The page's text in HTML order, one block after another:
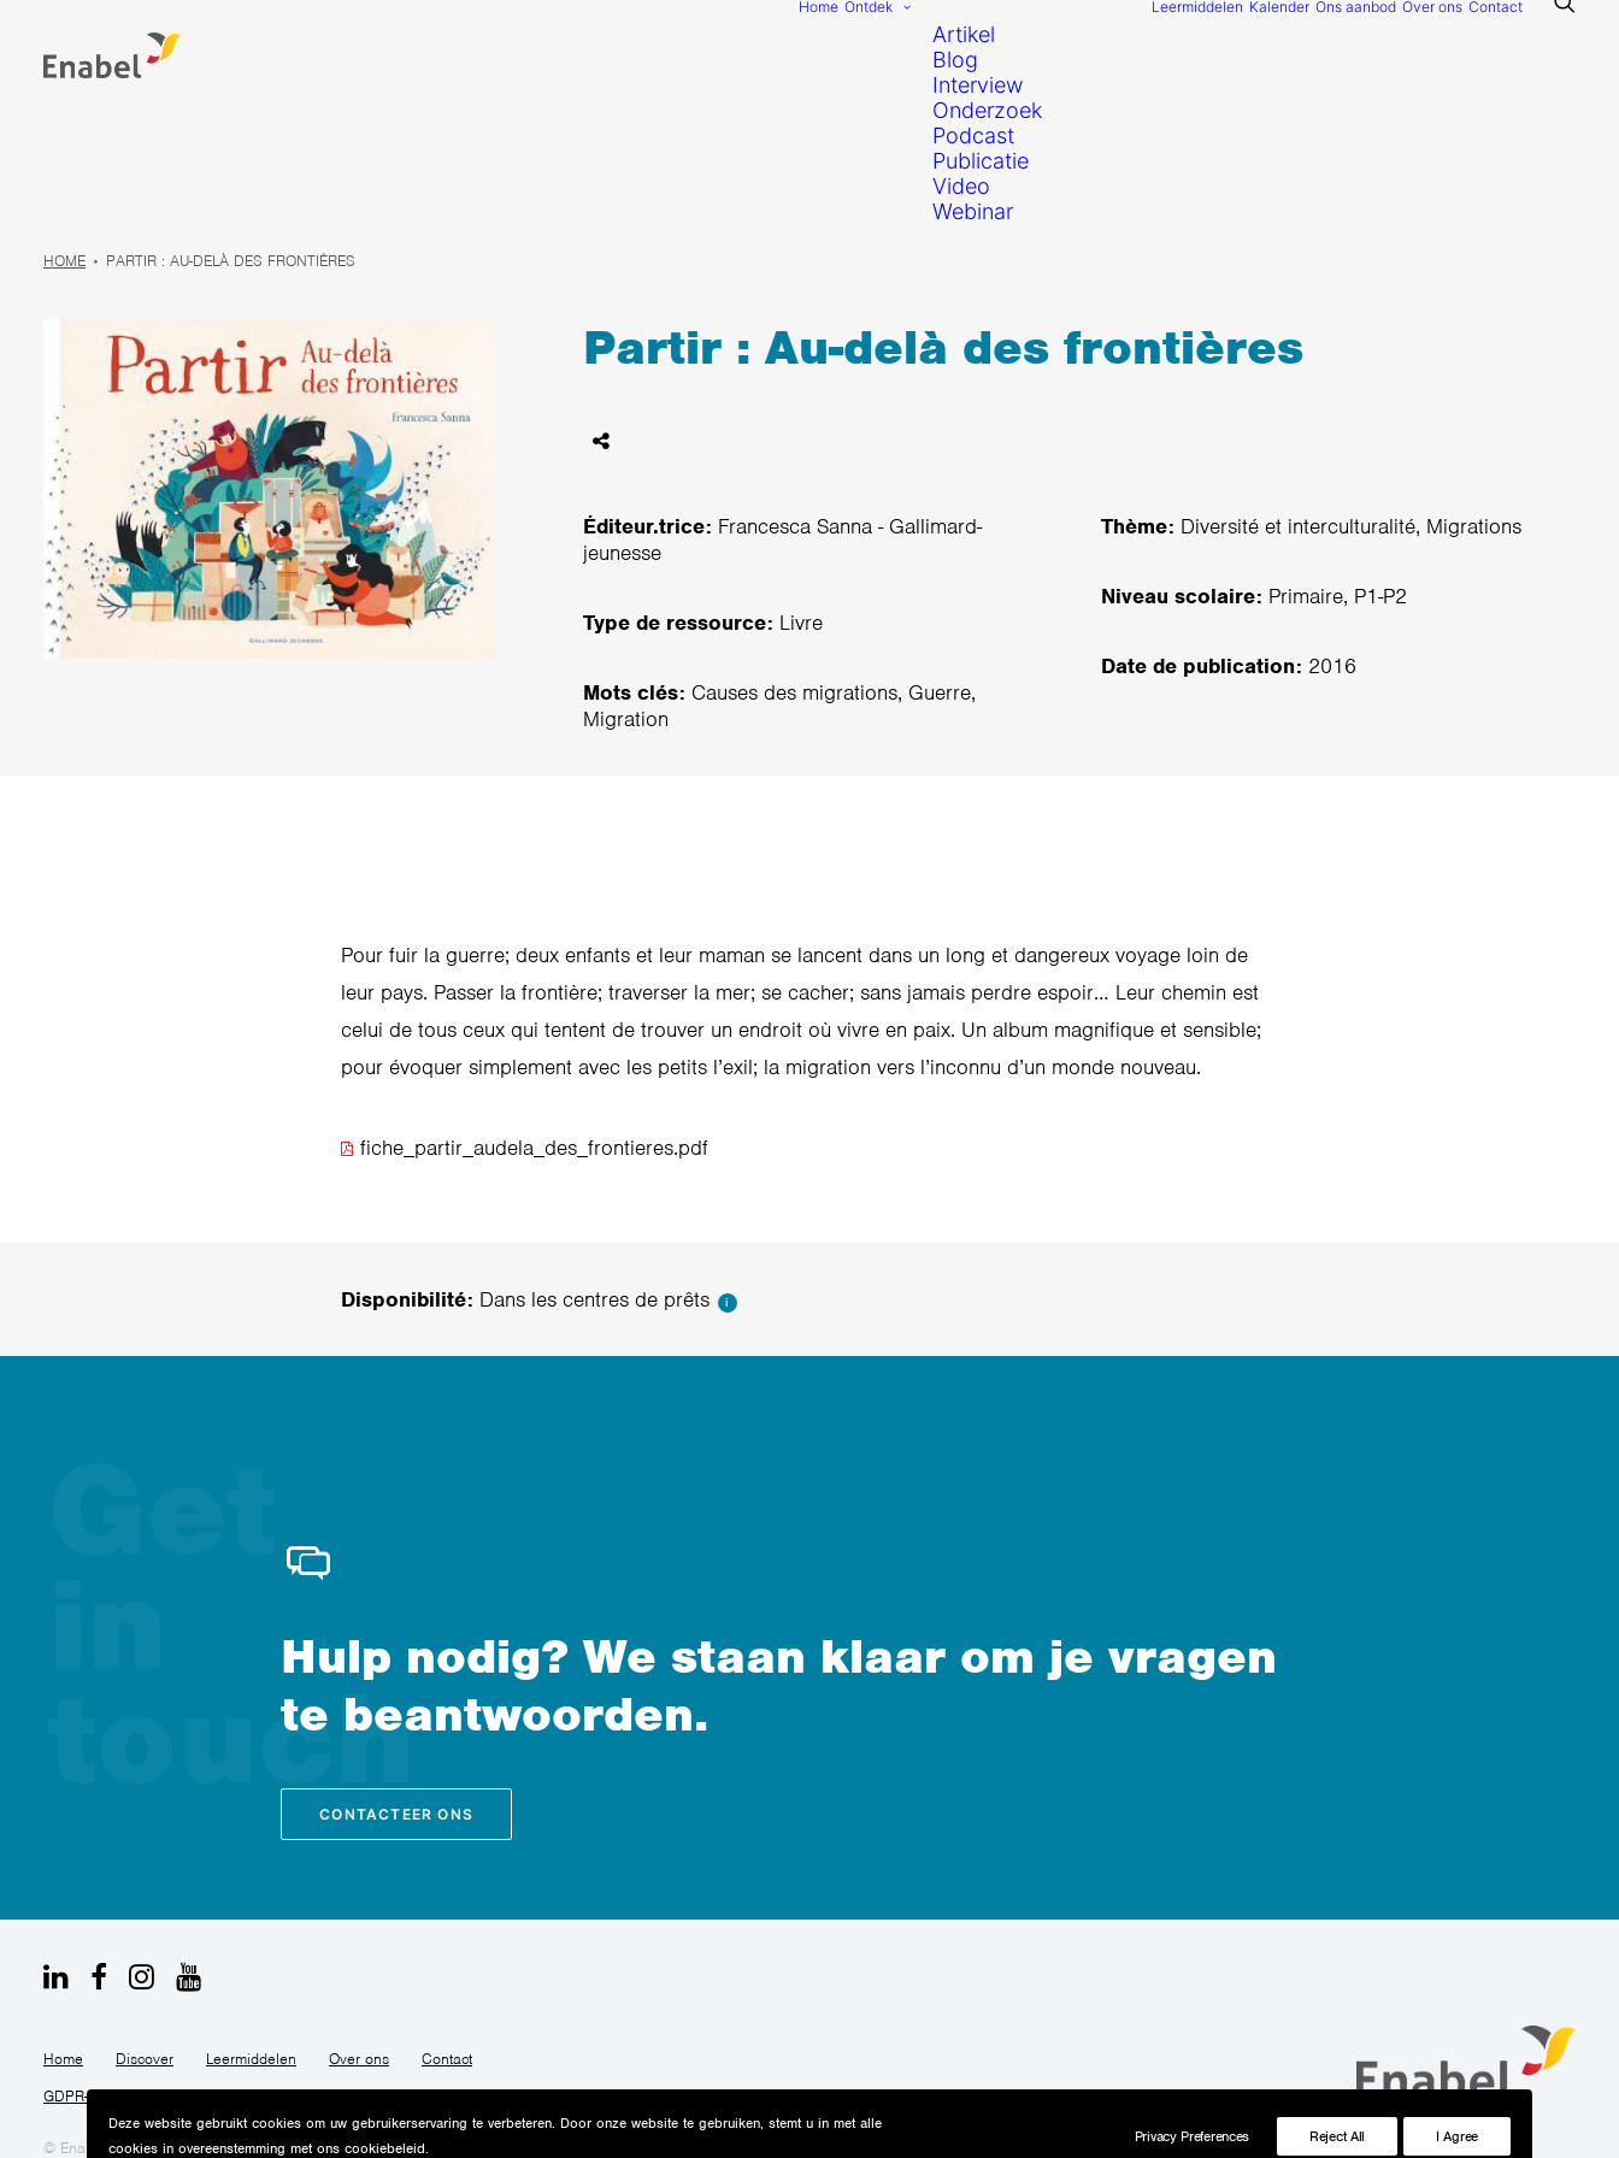
Home Ontdek
Artikel
Blog
Interview
Onderzoek
Podcast
Publicatie
Video
Webinar
Leermiddelen Kalender Ons aanbod Over ons Contact
HOME PARTIR : AU-DELÀ DES FRONTIÈRES
Partir : Au-delà des frontières
Éditeur.trice: Francesca Sanna - Gallimard-
jeunesse
Type de ressource: Livre
Mots clés: Causes des migrations, Guerre,
Migration
Thème: Diversité et interculturalité, Migrations
Niveau scolaire: Primaire, P1-P2
Date de publication: 2016
Pour fuir la guerre; deux enfants et leur maman se lancent dans un long et dangereux voyage loin de
leur pays. Passer la frontière; traverser la mer; se cacher; sans jamais perdre espoir… Leur chemin est
celui de tous ceux qui tentent de trouver un endroit où vivre en paix. Un album magnifique et sensible;
pour évoquer simplement avec les petits l’exil; la migration vers l’inconnu d’un monde nouveau.
fiche_partir_audela_des_frontieres.pdf
Disponibilité: Dans les centres de prêts i
Hulp nodig? We staan klaar om je vragen
te beantwoorden.
CONTACTEER ONS
Home Discover Leermiddelen Over ons Contact
GDPR-privacyverklaring
© Enabel 2025. Alle rechten voorbehouden Webdesign The Other Concept
Deze website gebruikt cookies om uw gebruikerservaring te verbeteren. Door onze website te gebruiken, stemt u in met alle
cookies in overeenstemming met ons cookiebeleid.
Privacy Preferences Reject All I Agree